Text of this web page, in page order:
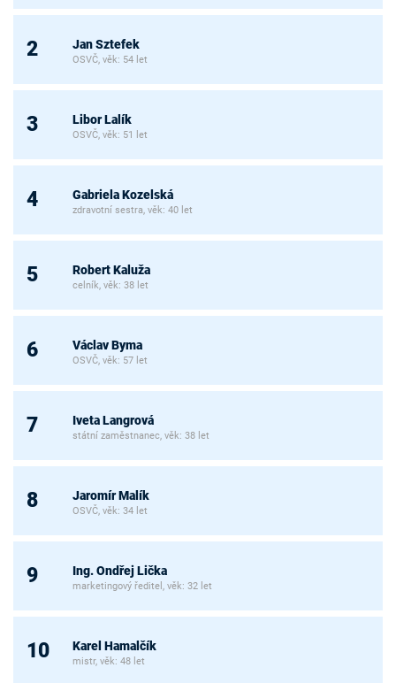
2 Jan Sztefek
OSVČ, věk: 54 let
3 Libor Lalík
OSVČ, věk: 51 let
4 Gabriela Kozelská
zdravotní sestra, věk: 40 let
5 Robert Kaluža
celník, věk: 38 let
6 Václav Byma
OSVČ, věk: 57 let
7 Iveta Langrová
státní zaměstnanec, věk: 38 let
8 Jaromír Malík
OSVČ, věk: 34 let
9 Ing. Ondřej Lička
marketingový ředitel, věk: 32 let
10 Karel Hamalčík
mistr, věk: 48 let